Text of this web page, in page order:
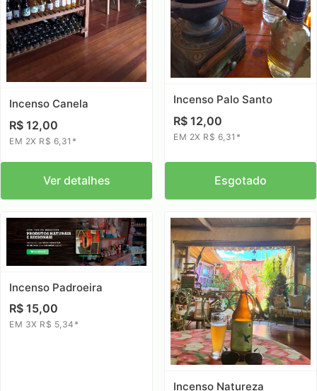
Incenso Canela
R$ 12,00
EM 2X R$ 6,31*
Ver detalhes
Incenso Palo Santo
R$ 12,00
EM 2X R$ 6,31*
Esgotado
Incenso Padroeira
R$ 15,00
EM 3X R$ 5,34*
Incenso Natureza